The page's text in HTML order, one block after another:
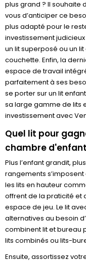
plus grand ? Il souhaite
vous d’anticiper ce
plus adapté pour le
investissement
un lit superposé ou un
couchette. Enfin, la
espace de travail
parfaitement à ses
se porter sur un lit
sa large gamme de lits
investissement avec
Quel lit pour
chambre
Plus l’enfant grandit,
rangements
les lits en hauteur
offrent de la praticité et
espace de jeu. Le lit
alternatives au besoin
combinent lit et bureau
lits combinés ou lits-
Ensuite, assortissez